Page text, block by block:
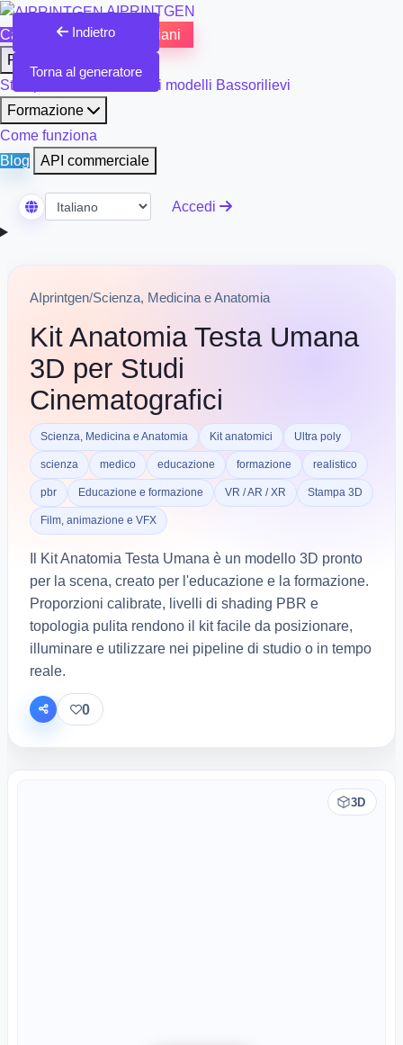
AIPRINTGEN
Catalogo Modelli 3D
Piani
Prodotti
Stampa 3D e rifinitura dei modelli Bassorilievi
Formazione
Come funziona
Blog
API commerciale
Seleziona Lingua
Accedi
Indietro
Torna al generatore
AIprintgen/Scienza, Medicina e Anatomia
Kit Anatomia Testa Umana
3D per Studi
Cinematografici
Scienza, Medicina e Anatomia Kit anatomici Ultra poly
scienza medico educazione formazione realistico
pbr Educazione e formazione VR / AR / XR Stampa 3D
Film, animazione e VFX
Il Kit Anatomia Testa Umana è un modello 3D pronto
per la scena, creato per l'educazione e la formazione.
Proporzioni calibrate, livelli di shading PBR e
topologia pulita rendono il kit facile da posizionare,
illuminare e utilizzare nei pipeline di studio o in tempo
reale.
0
3D